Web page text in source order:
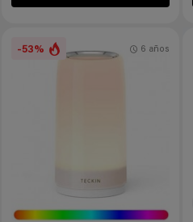
-53% 6 años